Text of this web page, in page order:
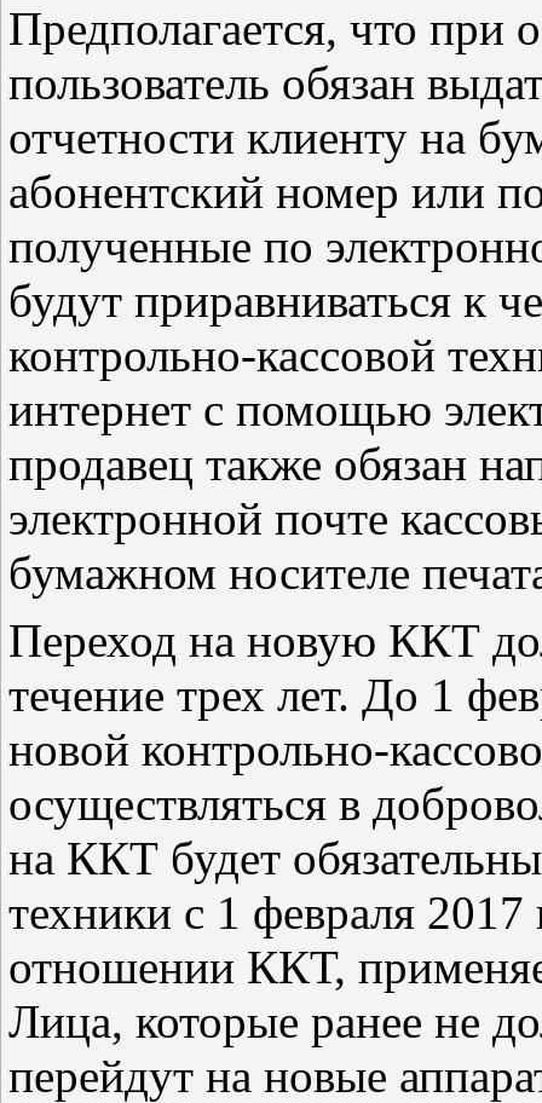
Предполагается, что при
пользователь обязан
отчетности клиенту на
абонентский номер или
полученные по
будут приравниваться к
контрольно-кассовой
интернет с помощью
продавец также обязан
электронной почте
бумажном носителе
Переход на новую ККТ
течение трех лет. До 1
новой контрольно-
осуществляться в
на ККТ будет
техники с 1 февраля
отношении ККТ,
Лица, которые ранее не
перейдут на новые